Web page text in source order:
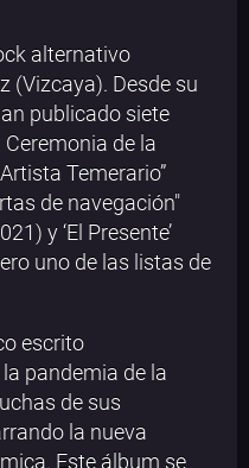
alternativo
(Vizcaya). Desde su
publicado siete
Ceremonia de la
Temerario”
de navegación"
y ‘El Presente’
uno de las listas de
escrito
pandemia de la
de sus
la nueva
Este álbum se